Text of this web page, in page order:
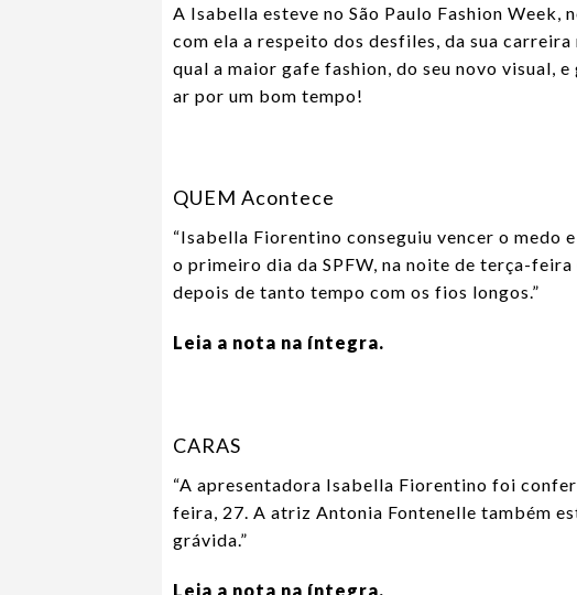
A Isabella esteve no São Paulo Fashion Week,
com ela a respeito dos desfiles, da sua
qual a maior gafe fashion, do seu novo visual,
ar por um bom tempo!
QUEM Acontece
“Isabella Fiorentino conseguiu vencer o medo
o primeiro dia da SPFW, na noite de terça-
depois de tanto tempo com os fios longos.”
Leia a nota na íntegra.
CARAS
“A apresentadora Isabella Fiorentino foi
feira, 27. A atriz Antonia Fontenelle também
grávida.”
Leia a nota na íntegra.